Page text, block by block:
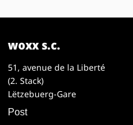
woxx s.c.
51, avenue de la Liberté
(2. Stack)
Lëtzebuerg-Gare
Post